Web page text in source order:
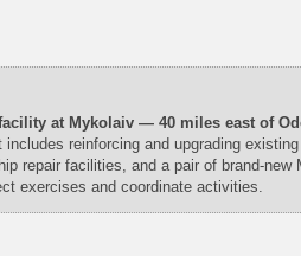
at Mykolaiv — 40 miles east of
reinforcing and upgrading existing
repair facilities, and a pair of brand-new
exercises and coordinate activities.